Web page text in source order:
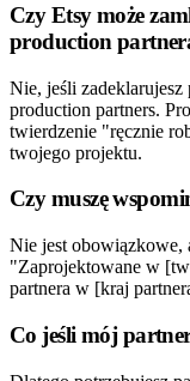
Czy Etsy może
production
Nie, jeśli zadeklarujesz
production partners.
twierdzenie "ręcznie
twojego projektu.
Czy muszę
Nie jest obowiązkowe,
"Zaprojektowane w
partnera w [kraj
Co jeśli mój